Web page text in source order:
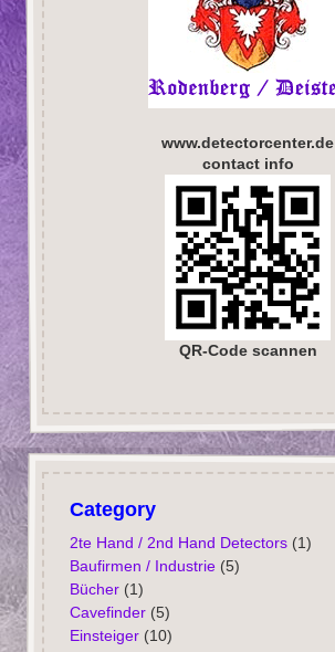
www.detectorcenter.de
contact info
QR-Code scannen
Category
2te Hand / 2nd Hand Detectors(1)
Baufirmen / Industrie(5)
Bücher(1)
Cavefinder(5)
Einsteiger(10)